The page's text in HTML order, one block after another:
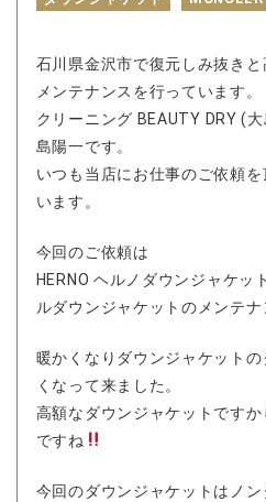
石川県金沢市で復元しみ抜き
メンテナンスを行っています。
クリーニング BEAUTY DRY (
島陽一です。
いつも当店にお仕事のご依頼
います。
今回のご依頼は
HERNO ヘルノダウンジャケッ
ルダウンジャケットのメンテナ
暖かくなりダウンジャケット
くなって来ました。
高額なダウンジャケットです
ですね
今回のダウンジャケットはノ